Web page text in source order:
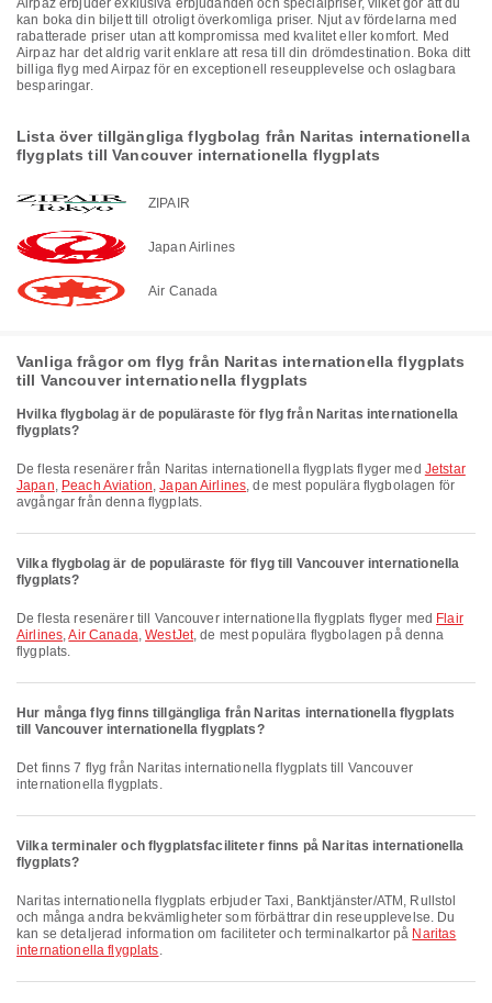
Airpaz erbjuder exklusiva erbjudanden och specialpriser, vilket gör att du
kan boka din biljett till otroligt överkomliga priser. Njut av fördelarna med
rabatterade priser utan att kompromissa med kvalitet eller komfort. Med
Airpaz har det aldrig varit enklare att resa till din drömdestination. Boka ditt
billiga flyg med Airpaz för en exceptionell reseupplevelse och oslagbara
besparingar.
Lista över tillgängliga flygbolag från Naritas internationella
flygplats till Vancouver internationella flygplats
ZIPAIR
Japan Airlines
Air Canada
Vanliga frågor om flyg från Naritas internationella flygplats
till Vancouver internationella flygplats
Hvilka flygbolag är de populäraste för flyg från Naritas internationella
flygplats?
De flesta resenärer från Naritas internationella flygplats flyger med Jetstar
Japan, Peach Aviation,Japan Airlines, de mest populära flygbolagen för
avgångar från denna flygplats.
Vilka flygbolag är de populäraste för flyg till Vancouver internationella
flygplats?
De flesta resenärer till Vancouver internationella flygplats flyger med Flair
Airlines,Air Canada,WestJet, de mest populära flygbolagen på denna
flygplats.
Hur många flyg finns tillgängliga från Naritas internationella flygplats
till Vancouver internationella flygplats?
Det finns 7 flyg från Naritas internationella flygplats till Vancouver
internationella flygplats.
Vilka terminaler och flygplatsfaciliteter finns på Naritas internationella
flygplats?
Naritas internationella flygplats erbjuder Taxi, Banktjänster/ATM, Rullstol
och många andra bekvämligheter som förbättrar din reseupplevelse. Du
kan se detaljerad information om faciliteter och terminalkartor på Naritas
internationella flygplats.